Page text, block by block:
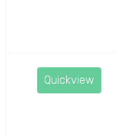
Quickview